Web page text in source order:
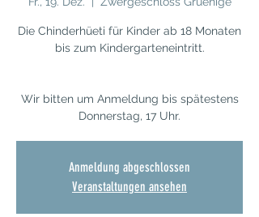
Die Chinderhüeti für Kinder ab 18 Monaten
bis zum Kindergarteneintritt.
Wir bitten um Anmeldung bis spätestens
Donnerstag, 17 Uhr.
Anmeldung abgeschlossen
Veranstaltungen ansehen